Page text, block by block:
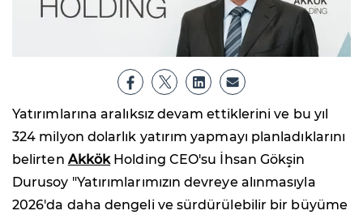
Yatırımlarına aralıksız devam ettiklerini ve bu yıl
324 milyon dolarlık yatırım yapmayı planladıklarını
belirten AkkökHolding CEO'su İhsan Gökşin
Durusoy "Yatırımlarımızın devreye alınmasıyla
2026'da daha dengeli ve sürdürülebilir bir büyüme